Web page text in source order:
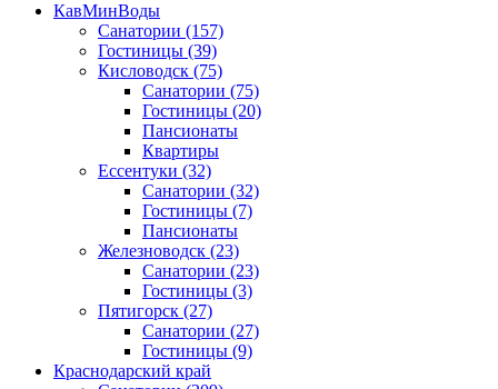
КавМинВоды
Санатории (157)
Гостиницы (39)
Кисловодск (75)
Санатории (75)
Гостиницы (20)
Пансионаты
Квартиры
Ессентуки (32)
Санатории (32)
Гостиницы (7)
Пансионаты
Железноводск (23)
Санатории (23)
Гостиницы (3)
Пятигорск (27)
Санатории (27)
Гостиницы (9)
Краснодарский край